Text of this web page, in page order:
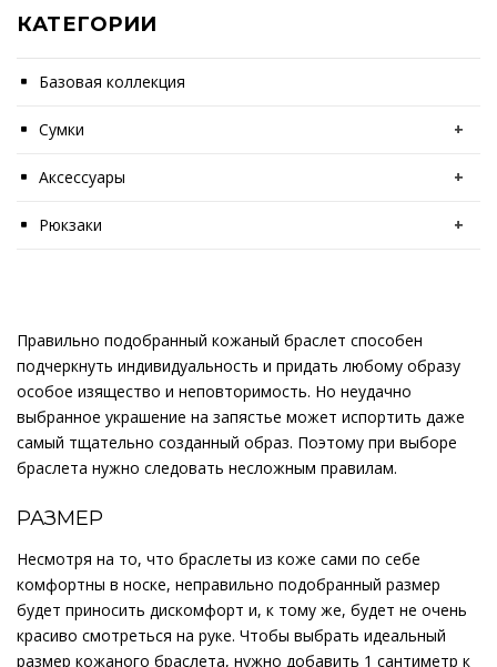
КАТЕГОРИИ
Базовая коллекция
Сумки +
Аксессуары +
Рюкзаки +
Правильно подобранный кожаный браслет способен
подчеркнуть индивидуальность и придать любому образу
особое изящество и неповторимость. Но неудачно
выбранное украшение на запястье может испортить даже
самый тщательно созданный образ. Поэтому при выборе
браслета нужно следовать несложным правилам.
РАЗМЕР
Несмотря на то, что браслеты из коже сами по себе
комфортны в носке, неправильно подобранный размер
будет приносить дискомфорт и, к тому же, будет не очень
красиво смотреться на руке. Чтобы выбрать идеальный
размер кожаного браслета, нужно добавить 1 сантиметр к